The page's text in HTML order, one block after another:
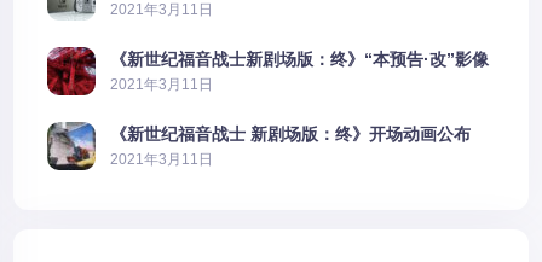
2021年3月11日
《新世纪福音战士新剧场版：终》“本预告·改”影像
公开
2021年3月11日
《新世纪福音战士 新剧场版：终》开场动画公布
2021年3月11日